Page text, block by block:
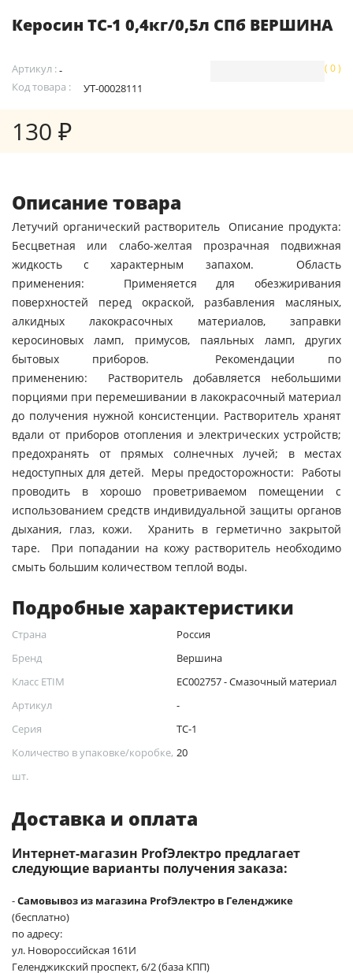
Керосин ТС-1 0,4кг/0,5л СПб ВЕРШИНА
Артикул :-
Код товара :
УТ-00028111
( 0 )
130 ₽
Описание товара
Летучий органический растворитель Описание продукта:
Бесцветная или слабо-желтая прозрачная подвижная
жидкость с характерным запахом. Область
применения: Применяется для обезжиривания
поверхностей перед окраской, разбавления масляных,
алкидных лакокрасочных материалов, заправки
керосиновых ламп, примусов, паяльных ламп, других
бытовых приборов. Рекомендации по
применению: Растворитель добавляется небольшими
порциями при перемешивании в лакокрасочный материал
до получения нужной консистенции. Растворитель хранят
вдали от приборов отопления и электрических устройств;
предохранять от прямых солнечных лучей; в местах
недоступных для детей. Меры предосторожности: Работы
проводить в хорошо проветриваемом помещении с
использованием средств индивидуальной защиты органов
дыхания, глаз, кожи. Хранить в герметично закрытой
таре. При попадании на кожу растворитель необходимо
смыть большим количеством теплой воды.
Подробные характеристики
Страна
Россия
Бренд
Вершина
Класс ETIM
EC002757 - Смазочный материал
Артикул
-
Серия
ТС-1
Количество в упаковке/коробке,
шт.
20
Доставка и оплата
Интернет-магазин ProfЭлектро предлагает
следующие варианты получения заказа:
-Самовывоз из магазина ProfЭлектро в Геленджике
(бесплатно)
по адресу:
ул. Новороссийская 161И
Геленджикский проспект, 6/2 (база КПП)